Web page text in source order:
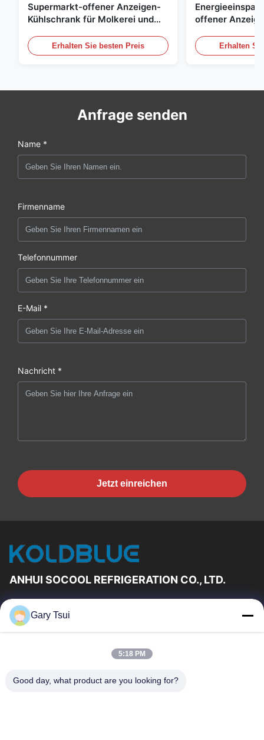
Supermarkt-offener Anzeigen-
Kühlschrank für Molkerei und
Erhalten Sie besten Preis
offener
Erhalten
Anfrage senden
Name *
Firmenname
Telefonnummer
E-Mail *
Nachricht *
Jetzt einreichen
ANHUI SOCOOL REFRIGERATION CO., LTD.
Schnelle Links
Haus
Treten Sie Mit Uns In
Fordern Sie Ein Zitat
Gary Tsui
5:18 PM
Good day, what product are you looking for?